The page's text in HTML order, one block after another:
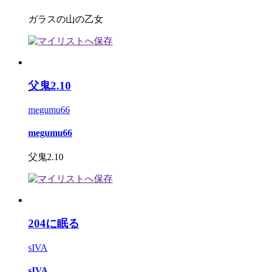
ガラスの山の乙女
父鬼2.10
megumu66
megumu66
父鬼2.10
204に眠る
sIVA